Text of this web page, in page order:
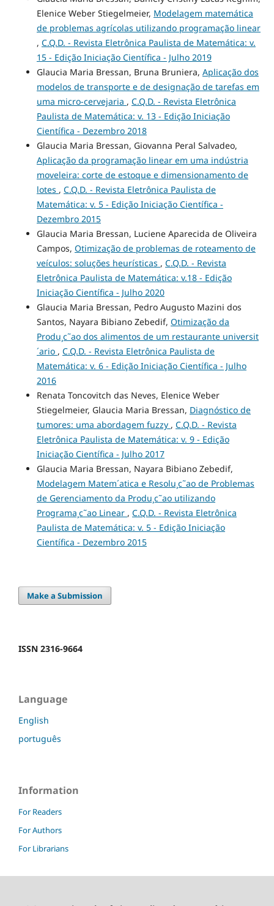
Elenice Weber Stiegelmeier, Modelagem matemática
de problemas agrícolas utilizando programação linear
, C.Q.D. - Revista Eletrônica Paulista de Matemática: v.
15 - Edição Iniciação Científica - Julho 2019
Glaucia Maria Bressan, Bruna Bruniera, Aplicação dos
modelos de transporte e de designação de tarefas em
uma micro-cervejaria , C.Q.D. - Revista Eletrônica
Paulista de Matemática: v. 13 - Edição Iniciação
Científica - Dezembro 2018
Glaucia Maria Bressan, Giovanna Peral Salvadeo,
Aplicação da programação linear em uma indústria
moveleira: corte de estoque e dimensionamento de
lotes , C.Q.D. - Revista Eletrônica Paulista de
Matemática: v. 5 - Edição Iniciação Científica -
Dezembro 2015
Glaucia Maria Bressan, Luciene Aparecida de Oliveira
Campos, Otimização de problemas de roteamento de
veículos: soluções heurísticas , C.Q.D. - Revista
Eletrônica Paulista de Matemática: v.18 - Edição
Iniciação Científica - Julho 2020
Glaucia Maria Bressan, Pedro Augusto Mazini dos
Santos, Nayara Bibiano Zebedif, Otimização da
Produ¸c˜ao dos alimentos de um restaurante universit
´ario , C.Q.D. - Revista Eletrônica Paulista de
Matemática: v. 6 - Edição Iniciação Científica - Julho
2016
Renata Toncovitch das Neves, Elenice Weber
Stiegelmeier, Glaucia Maria Bressan, Diagnóstico de
tumores: uma abordagem fuzzy , C.Q.D. - Revista
Eletrônica Paulista de Matemática: v. 9 - Edição
Iniciação Científica - Julho 2017
Glaucia Maria Bressan, Nayara Bibiano Zebedif,
Modelagem Matem´atica e Resolu¸c˜ao de Problemas
de Gerenciamento da Produ¸c˜ao utilizando
Programa¸c˜ao Linear , C.Q.D. - Revista Eletrônica
Paulista de Matemática: v. 5 - Edição Iniciação
Científica - Dezembro 2015
Make a Submission
ISSN 2316-9664
Language
English
português
Information
For Readers
For Authors
For Librarians